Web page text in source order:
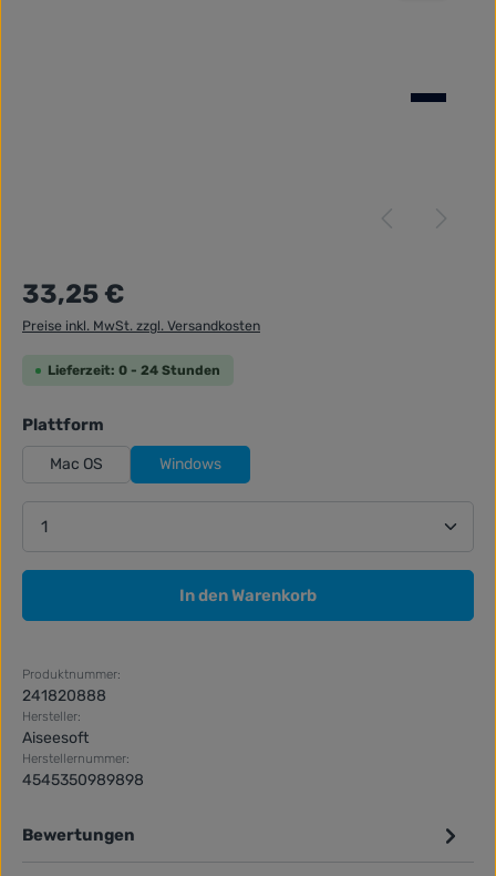
Regulärer Preis:
33,25 €
Preise inkl. MwSt. zzgl. Versandkosten
Lieferzeit: 0 - 24 Stunden
Plattform
Mac OS Windows
Produkt Anzahl: Gib den gewünschten Wert ein
In den Warenkorb
Produktnummer:
241820888
Hersteller:
Aiseesoft
Herstellernummer:
4545350989898
Bewertungen